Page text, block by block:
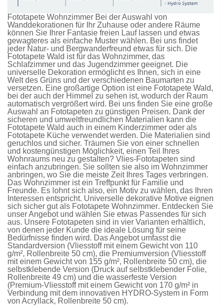
Fototapete Wohnzimmer Bei der Auswahl von
Wanddekorationen für Ihr Zuhause oder andere Räume
können Sie Ihrer Fantasie freien Lauf lassen und etwas
gewagteres als einfache Muster wählen. Bei uns findet
jeder Natur- und Bergwanderfreund etwas für sich. Die
Fototapete Wald ist für das Wohnzimmer, das
Schlafzimmer und das Jugendzimmer geeignet. Die
universelle Dekoration ermöglicht es Ihnen, sich in eine
Welt des Grüns und der verschiedenen Baumarten zu
versetzen. Eine großartige Option ist eine Fototapete Wald,
bei der auch der Himmel zu sehen ist, wodurch der Raum
automatisch vergrößert wird. Bei uns finden Sie eine große
Auswahl an Fototapeten zu günstigen Preisen. Dank der
sicheren und umweltfreundlichen Materialien kann die
Fototapete Wald auch in einem Kinderzimmer oder als
Fototapete Küche verwendet werden. Die Materialien sind
geruchlos und sicher. Träumen Sie von einer schnellen
und kostengünstigen Möglichkeit, einen Teil Ihres
Wohnraums neu zu gestalten? Vlies-Fototapeten sind
einfach anzubringen. Sie sollten sie also im Wohnzimmer
anbringen, wo Sie die meiste Zeit Ihres Tages verbringen.
Das Wohnzimmer ist ein Treffpunkt für Familie und
Freunde. Es lohnt sich also, ein Motiv zu wählen, das Ihren
Interessen entspricht. Universelle dekorative Motive eignen
sich sicher gut als Fototapete Wohnzimmer. Entdecken Sie
unser Angebot und wählen Sie etwas Passendes für sich
aus. Unsere Fototapeten sind in vier Varianten erhältlich,
von denen jeder Kunde die ideale Lösung für seine
Bedürfnisse finden wird. Das Angebot umfasst die
Standardversion (Vliesstoff mit einem Gewicht von 110
g/m², Rollenbreite 50 cm), die Premiumversion (Vliesstoff
mit einem Gewicht von 155 g/m², Rollenbreite 50 cm), die
selbstklebende Version (Druck auf selbstklebender Folie,
Rollenbreite 49 cm) und die wasserfeste Version
(Premium-Vliesstoff mit einem Gewicht von 170 g/m² in
Verbindung mit dem innovativen HYDRO-System in Form
von Acryllack, Rollenbreite 50 cm).